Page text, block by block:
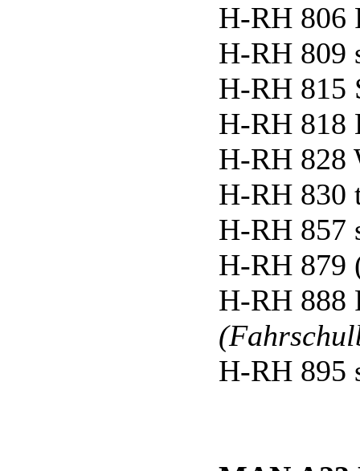
H-RH 806
H-RH 809
H-RH 815
H-RH 818
H-RH 828
H-RH 830
H-RH 857
H-RH 879
H-RH 888
H-RH 895